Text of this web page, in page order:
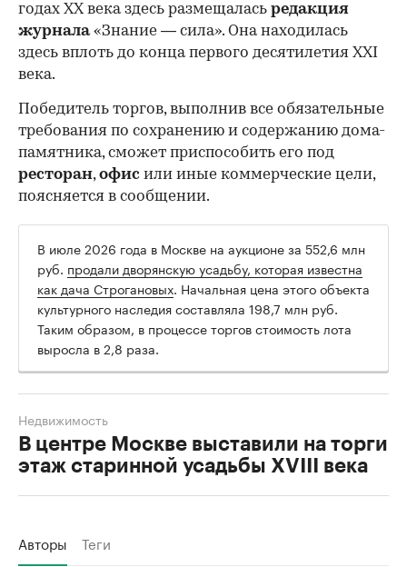
годах XX века здесь размещалась редакция
журнала«Знание — сила». Она находилась
здесь вплоть до конца первого десятилетия XXI
века.
Победитель торгов, выполнив все обязательные
требования по сохранению и содержанию дома-
памятника, сможет приспособить его под
ресторан,офис или иные коммерческие цели,
поясняется в сообщении.
В июле 2026 года в Москве на аукционе за 552,6 млн
руб. продали дворянскую усадьбу, которая известна
как дача Строгановых. Начальная цена этого объекта
культурного наследия составляла 198,7 млн руб.
Таким образом, в процессе торгов стоимость лота
выросла в 2,8 раза.
В центре Москве выставили на торги
этаж старинной усадьбы XVIII века
Недвижимость
Авторы Теги